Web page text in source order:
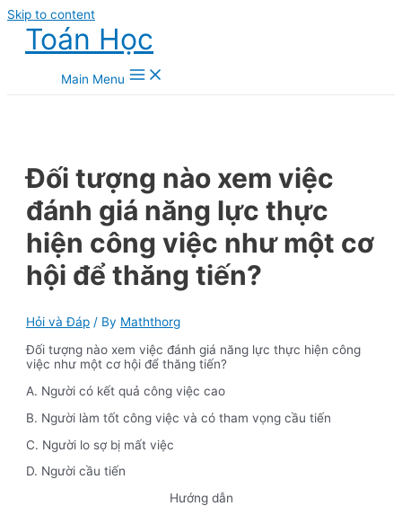
Skip to content
Toán Học
Main Menu
Đối tượng nào xem việc
đánh giá năng lực thực
hiện công việc như một cơ
hội để thăng tiến?
Hỏi và Đáp / By Maththorg
Đối tượng nào xem việc đánh giá năng lực thực hiện công
việc như một cơ hội để thăng tiến?
A. Người có kết quả công việc cao
B. Người làm tốt công việc và có tham vọng cầu tiến
C. Người lo sợ bị mất việc
D. Người cầu tiến
Hướng dẫn